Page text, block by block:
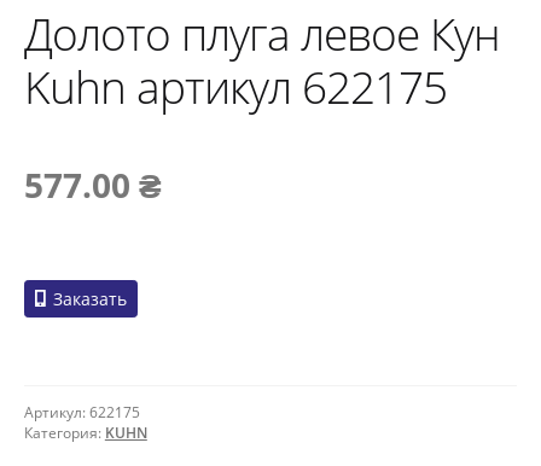
Долото плуга левое Кун
Kuhn артикул 622175
577.00 ₴
Заказать
Артикул:622175
Категория: KUHN